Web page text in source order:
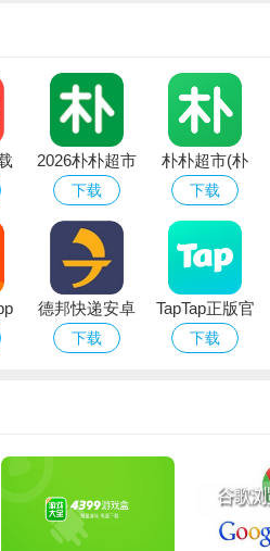
全的画笔工具，创作属于你的作
2026朴朴超市
app最新版本
下载
朴朴超市(朴
朴买菜)app安
卓手机版
下载
德邦快递安卓
版
下载
TapTap正版官
方下载最新版
下载